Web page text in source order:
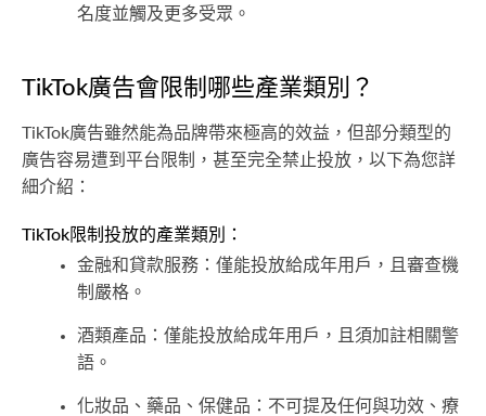
名度並觸及更多受眾。
TikTok廣告會限制哪些產業類別？
TikTok廣告雖然能為品牌帶來極高的效益，但部分類型的
廣告容易遭到平台限制，甚至完全禁止投放，以下為您詳
細介紹：
TikTok限制投放的產業類別：
金融和貸款服務：僅能投放給成年用戶，且審查機
制嚴格。
酒類產品：僅能投放給成年用戶，且須加註相關警
語。
化妝品、藥品、保健品：不可提及任何與功效、療